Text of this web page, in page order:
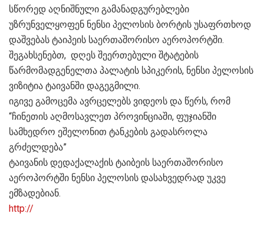
სწორედ აღნიშნული გამანადგურებლები
უზრუნველყოფენ ნენსი პელოსის ბორტის უსაფრთხოდ
დაშვებას ტაიპეის საერთაშორისო აეროპორტში.
შეგახსენებთ, დღეს შეერთებული შტატების
წარმომადგენელთა პალატის სპიკერის, ნენსი პელოსის
ვიზიტია ტაივანში დაგეგმილი.
იგივე გამოცემა ავრცელებს ვიდეოს და წერს, რომ
“ჩინეთის აღმოსავლეთ პროვინციაში, ფუჯიანში
სამხედრო ეშელონით ტანკების გადასროლა
გრძელდება”
ტაივანის დედაქალაქის ტაიბეის საერთაშორისო
აეროპორტში ნენსი პელოსის დასახვედრად უკვე
ემზადებიან.
http://